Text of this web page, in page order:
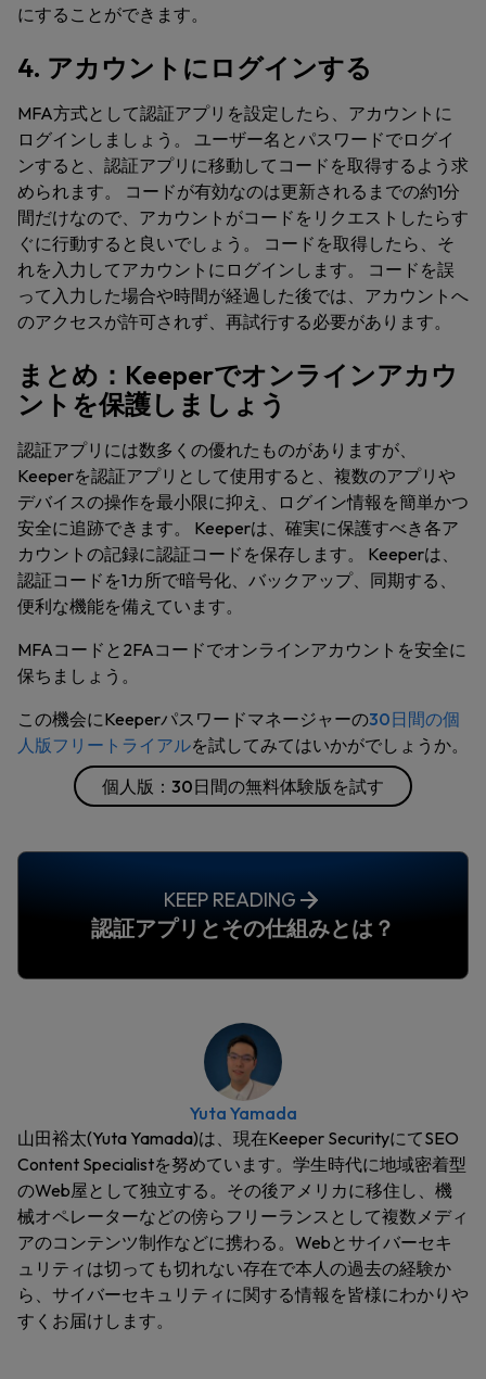
にすることができます。
4. アカウントにログインする
MFA方式として認証アプリを設定したら、アカウントに
ログインしましょう。 ユーザー名とパスワードでログイ
ンすると、認証アプリに移動してコードを取得するよう求
められます。 コードが有効なのは更新されるまでの約1分
間だけなので、アカウントがコードをリクエストしたらす
ぐに行動すると良いでしょう。 コードを取得したら、そ
れを入力してアカウントにログインします。 コードを誤
って入力した場合や時間が経過した後では、アカウントへ
のアクセスが許可されず、再試行する必要があります。
まとめ：Keeperでオンラインアカウ
ントを保護しましょう
認証アプリには数多くの優れたものがありますが、
Keeperを認証アプリとして使用すると、複数のアプリや
デバイスの操作を最小限に抑え、ログイン情報を簡単かつ
安全に追跡できます。 Keeperは、確実に保護すべき各ア
カウントの記録に認証コードを保存します。 Keeperは、
認証コードを1カ所で暗号化、バックアップ、同期する、
便利な機能を備えています。
MFAコードと2FAコードでオンラインアカウントを安全に
保ちましょう。
この機会にKeeperパスワードマネージャーの30日間の個
人版フリートライアルを試してみてはいかがでしょうか。
個人版：30日間の無料体験版を試す
KEEP READING
認証アプリとその仕組みとは？
Yuta Yamada
山田裕太(Yuta Yamada)は、現在Keeper SecurityにてSEO
Content Specialistを努めています。学生時代に地域密着型
のWeb屋として独立する。その後アメリカに移住し、機
械オペレーターなどの傍らフリーランスとして複数メディ
アのコンテンツ制作などに携わる。Webとサイバーセキ
ュリティは切っても切れない存在で本人の過去の経験か
ら、サイバーセキュリティに関する情報を皆様にわかりや
すくお届けします。